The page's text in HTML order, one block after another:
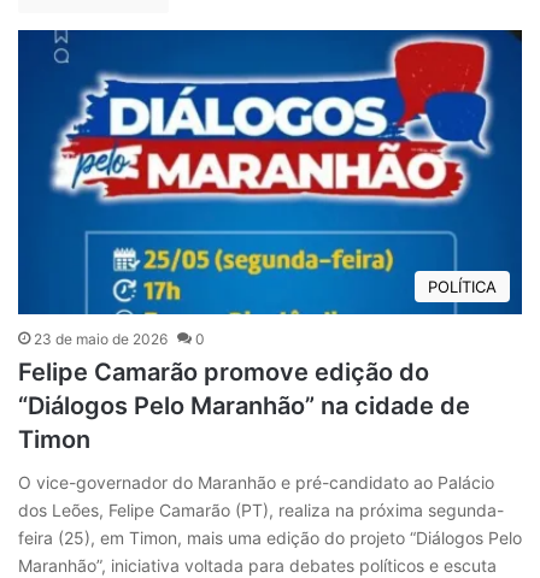
POLÍTICA
23 de maio de 2026 0
Felipe Camarão promove edição do
“Diálogos Pelo Maranhão” na cidade de
Timon
O vice-governador do Maranhão e pré-candidato ao Palácio
dos Leões, Felipe Camarão (PT), realiza na próxima segunda-
feira (25), em Timon, mais uma edição do projeto “Diálogos Pelo
Maranhão”, iniciativa voltada para debates políticos e escuta